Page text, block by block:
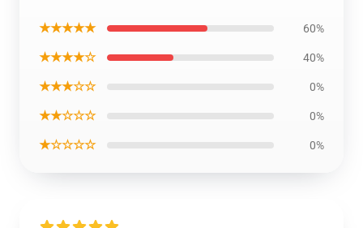
★★★★★ 60%
★★★★☆ 40%
★★★☆☆ 0%
★★☆☆☆ 0%
★☆☆☆☆ 0%